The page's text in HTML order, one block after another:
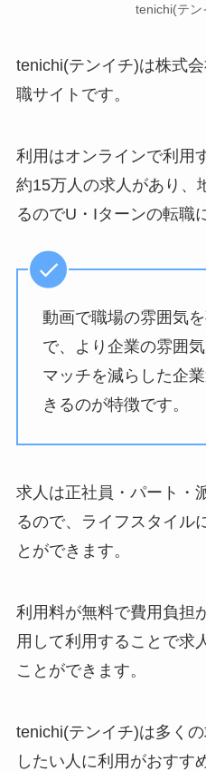
tenichi(テン
tenichi(テンイチ)は株式
職サイトです。
利用はオンラインで利用
約15万人の求人があり、
るのでU・Iターンの転職
動画で職場の雰囲気
で、より企業の雰囲
マッチを減らした企
きるのが特徴です。
求人は正社員・パート・
るので、ライフスタイル
とができます。
利用料が無料で費用負担
用して利用することで求
ことができます。
tenichi(テンイチ)は多く
したい人に利用がおすす